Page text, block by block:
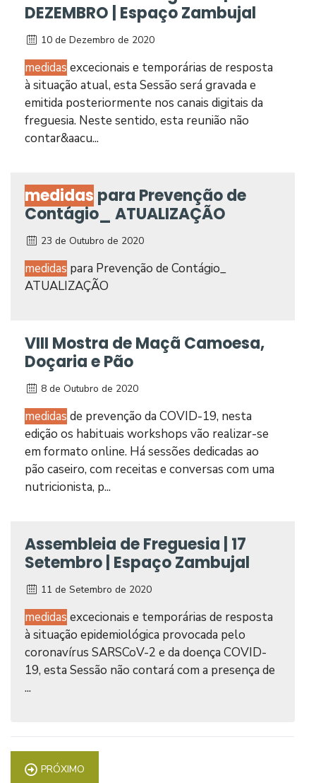
DEZEMBRO | Espaço Zambujal
10 de Dezembro de 2020
medidas excecionais e temporárias de resposta
à situação atual, esta Sessão será gravada e
emitida posteriormente nos canais digitais da
freguesia. Neste sentido, esta reunião não
contar&aacu...
medidas para Prevenção de
Contágio_ ATUALIZAÇÃO
23 de Outubro de 2020
medidas para Prevenção de Contágio_
ATUALIZAÇÃO
VIII Mostra de Maçã Camoesa,
Doçaria e Pão
8 de Outubro de 2020
medidas de prevenção da COVID-19, nesta
edição os habituais workshops vão realizar-se
em formato online. Há sessões dedicadas ao
pão caseiro, com receitas e conversas com uma
nutricionista, p...
Assembleia de Freguesia | 17
Setembro | Espaço Zambujal
11 de Setembro de 2020
medidas excecionais e temporárias de resposta
à situação epidemiológica provocada pelo
coronavírus SARSCoV-2 e da doença COVID-
19, esta Sessão não contará com a presença de
...
PRÓXIMO